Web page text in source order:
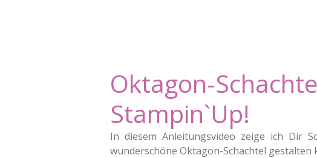
Oktagon-
Stampin`Up!
In diesem Anleitungsvideo zeige ich Dir
wunderschöne Oktagon-Schachtel gestalten